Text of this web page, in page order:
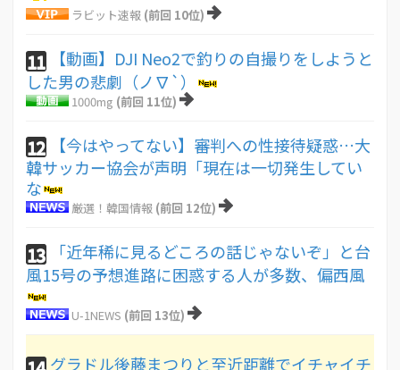
ラビット速報 (前回 10位)
11
【動画】DJI Neo2で釣りの自撮りをしようと
した男の悲劇（ノ∇`）
1000mg (前回 11位)
12
【今はやってない】審判への性接待疑惑…大
韓サッカー協会が声明「現在は一切発生してい
な
厳選！韓国情報 (前回 12位)
13
「近年稀に見るどころの話じゃないぞ」と台
風15号の予想進路に困惑する人が多数、偏西風
U-1NEWS (前回 13位)
グラドル後藤まつりと至近距離でイチャイチ